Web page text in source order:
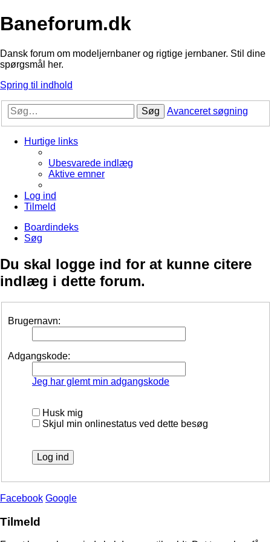
Baneforum.dk
Dansk forum om modeljernbaner og rigtige jernbaner. Stil dine
spørgsmål her.
Spring til indhold
Søg Avanceret søgning
Hurtige links
Ubesvarede indlæg
Aktive emner
Log ind
Tilmeld
Boardindeks
Søg
Du skal logge ind for at kunne citere
indlæg i dette forum.
Brugernavn:
Adgangskode:
Jeg har glemt min adgangskode
Husk mig
Skjul min onlinestatus ved dette besøg
Facebook Google
Tilmeld